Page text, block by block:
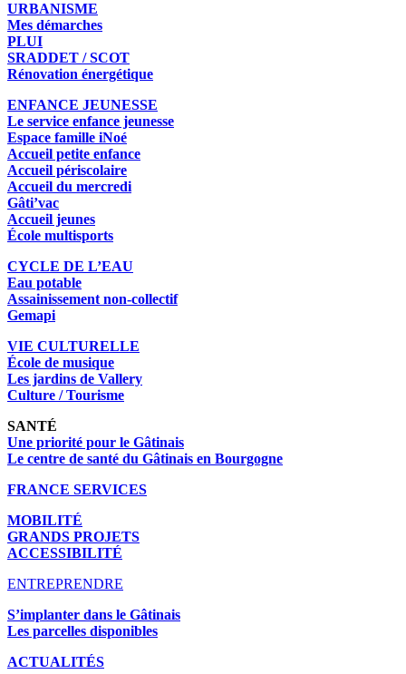
URBANISME
Mes démarches
PLUI
SRADDET / SCOT
Rénovation énergétique
ENFANCE JEUNESSE
Le service enfance jeunesse
Espace famille iNoé
Accueil petite enfance
Accueil périscolaire
Accueil du mercredi
Gâti’vac
Accueil jeunes
École multisports
CYCLE DE L’EAU
Eau potable
Assainissement non-collectif
Gemapi
VIE CULTURELLE
École de musique
Les jardins de Vallery
Culture / Tourisme
SANTÉ
Une priorité pour le Gâtinais
Le centre de santé du Gâtinais en Bourgogne
FRANCE SERVICES
MOBILITÉ
GRANDS PROJETS
ACCESSIBILITÉ
ENTREPRENDRE
S’implanter dans le Gâtinais
Les parcelles disponibles
ACTUALITÉS